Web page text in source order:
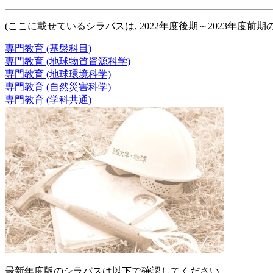
(ここに載せているシラバスは, 2022年度後期～2023年度前期
専門教育 (基盤科目)
専門教育 (地球物質資源科学)
専門教育 (地球環境科学)
専門教育 (自然災害科学)
専門教育 (学科共通)